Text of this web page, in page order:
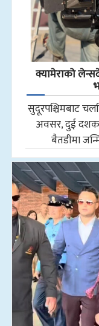
क्यामेराको
सुदूरपश्चिमबाट
अवसर, दुई
बैतडीमा